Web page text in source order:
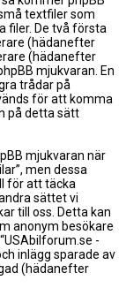
textfiler som
filer. De två första
(hädanefter
(hädanefter
mjukvaran. En
trådar på
för att komma
på detta sätt
mjukvaran när
men dessa
för att täcka
sättet vi
till oss. Detta kan
anonym besökare
-
inlägg sparade av
(hädanefter